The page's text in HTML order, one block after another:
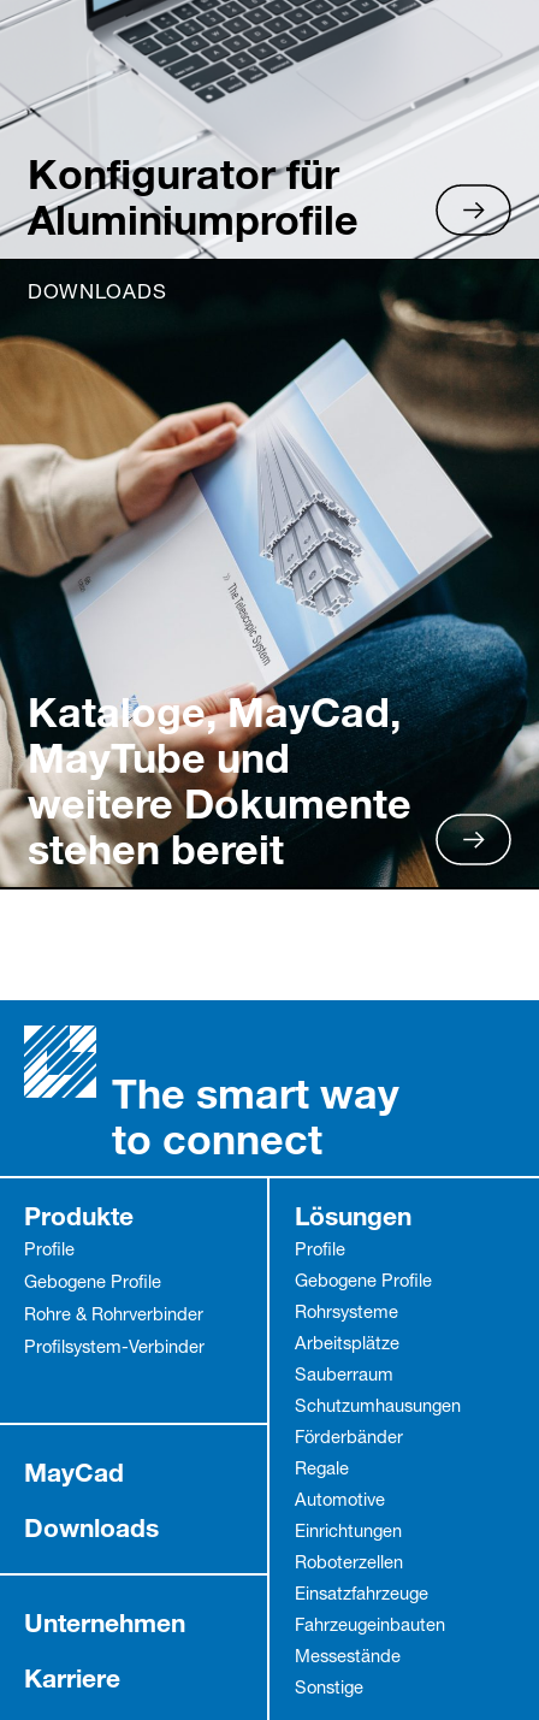
Konfigurator für
Aluminiumprofile
DOWNLOADS
Kataloge, MayCad,
MayTube und
weitere Dokumente
stehen bereit
The smart way
to connect
Produkte
Profile
Gebogene Profile
Rohre & Rohrverbinder
Profilsystem-Verbinder
Lösungen
Profile
Gebogene Profile
Rohrsysteme
Arbeitsplätze
Sauberraum
Schutz­umhausungen
Förderbänder
Regale
Automotive
Einrichtungen
Roboterzellen
Einsatzfahrzeuge
Fahrzeug­einbauten
Messestände
Sonstige
MayCad
Downloads
Unternehmen
Karriere